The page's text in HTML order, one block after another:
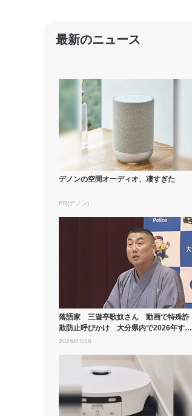
最新のニュース
デノンの空間オーディオ、凄すぎた
PR(デノン)
落語家 三遊亭歌奴さん 動画で特殊詐
欺防止呼びかけ 大分県内で2026年すで
に被...
2026/07/16